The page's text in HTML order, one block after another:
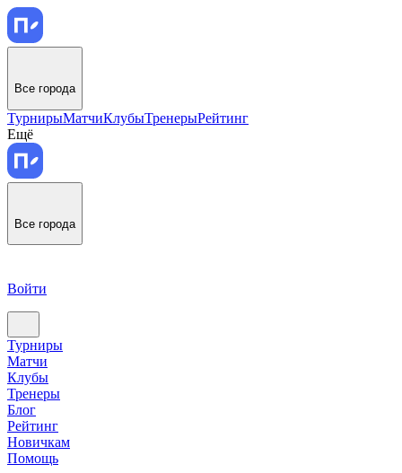
Все города
ТурнирыМатчиКлубыТренерыРейтинг
Ещё
Все города
Войти
Турниры
Матчи
Клубы
Тренеры
Блог
Рейтинг
Новичкам
Помощь